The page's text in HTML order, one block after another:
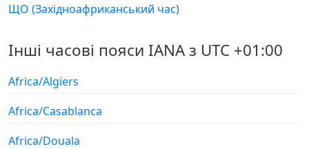
ЩО (Західноафриканський час)
Інші часові пояси IANA з UTC +01:00
Africa/Algiers
Africa/Casablanca
Africa/Douala